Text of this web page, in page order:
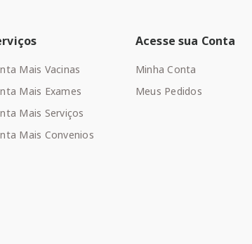
Mais Vacinas
Mais Exames
Mais Serviços
Mais Convenios
Acesse sua Conta
Minha Conta
Meus Pedidos